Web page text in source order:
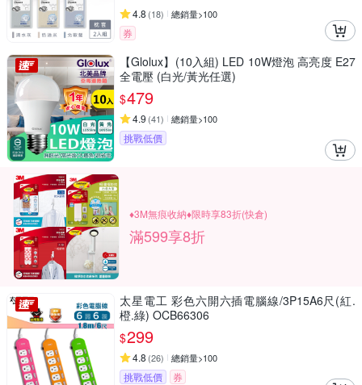
4.8 (18) 總銷量>100
券
【Glolux】(10入組) LED 10W燈泡 高亮度 E27
全電壓 (白光/黃光任選)
$479
4.9 (41) 總銷量>100
挑戰低價
♦3M無痕收納♦限時享83折(快倉)
滿599享8折
太星電工 彩色六開六插電腦線/3P15A6尺(紅.
橙.綠) OCB66306
$299
4.8 (26) 總銷量>100
挑戰低價 券